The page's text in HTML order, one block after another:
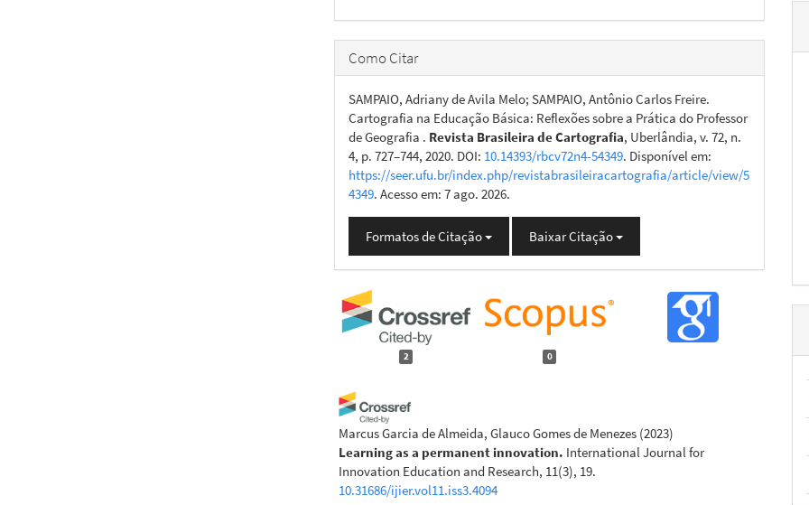
Como Citar
SAMPAIO, Adriany de Avila Melo; SAMPAIO, Antônio Carlos Freire.
Cartografia na Educação Básica: Reflexões sobre a Prática do Professor
de Geografia . Revista Brasileira de Cartografia, Uberlândia, v. 72, n.
4, p. 727–744, 2020. DOI: 10.14393/rbcv72n4-54349. Disponível em:
https://seer.ufu.br/index.php/revistabrasileiracartografia/article/view/5
4349. Acesso em: 7 ago. 2026.
Formatos de Citação Baixar Citação
2 0
Marcus Garcia de Almeida, Glauco Gomes de Menezes (2023)
Learning as a permanent innovation. International Journal for
Innovation Education and Research, 11(3), 19.
10.31686/ijier.vol11.iss3.4094